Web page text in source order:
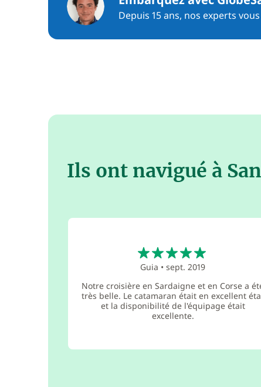
Depuis 15 ans, nos experts
Ils ont navigué à
Guia •sept. 2019
Notre croisière en Sardaigne et en Corse a
très belle. Le catamaran était en excellent
et la disponibilité de l'équipage était
excellente.